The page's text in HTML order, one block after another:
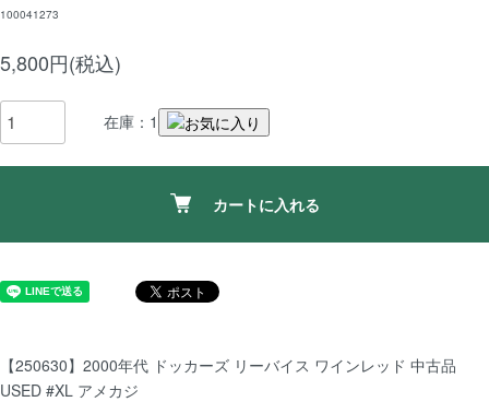
100041273
5,800円(税込)
在庫：1
カートに入れる
【250630】2000年代 ドッカーズ リーバイス ワインレッド 中古品
USED #XL アメカジ